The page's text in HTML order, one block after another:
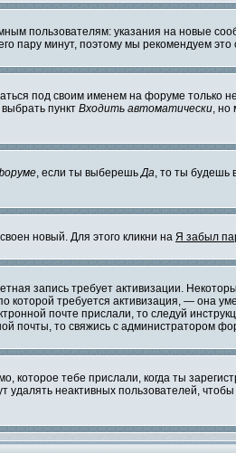
пользователям: указания на новые
пару минут, поэтому мы рекомендуем это
под своим именем на форуме только
пункт Входить автоматически, но
, если ты выберешьДа, то ты будешь
новый. Для этого кликни на Я забыл
запись требует активизации.
которой требуется активизация, —
почте прислали, то следуй
почты, то свяжись с администратором
тебе прислали, когда ты
неактивных пользователей,